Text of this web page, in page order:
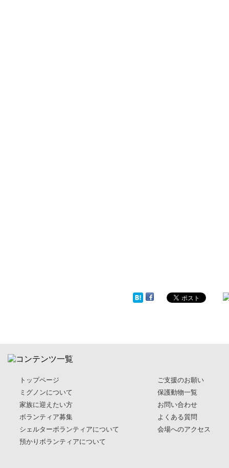
トップページ
ミグノンについて
家族に迎えたい方
ボランティア募集
シェルターボランティアについて
預かりボランティアについて
ご支援のお願い
保護動物一覧
お問い合わせ
よくある質問
会場へのアクセス